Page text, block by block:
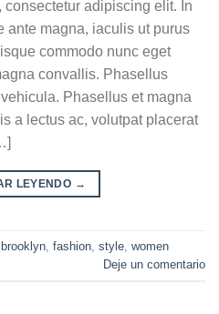
consectetur adipiscing elit. In
ante magna, iaculis ut purus
commodo nunc eget
convallis. Phasellus
Phasellus et magna
a lectus ac, volutpat placerat
LEYENDO →
brooklyn fashion style women
Deje un comentario